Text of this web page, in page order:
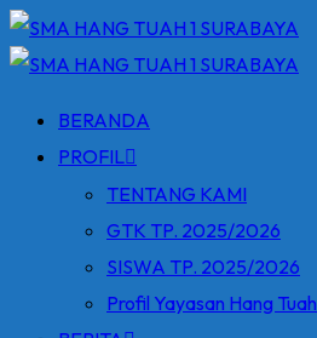
BERANDA
PROFIL
TENTANG KAMI
GTK TP. 2025/2026
SISWA TP. 2025/2026
Profil Yayasan Hang Tuah